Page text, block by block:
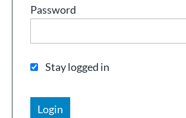
Password
Stay logged in